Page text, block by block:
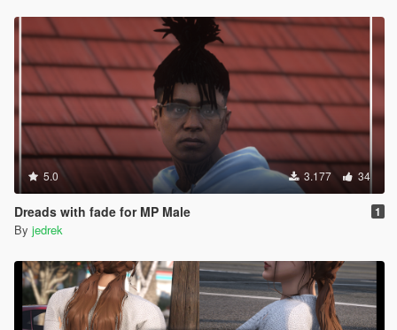
5.0 3.177 34
Dreads with fade for MP Male 1
By jedrek